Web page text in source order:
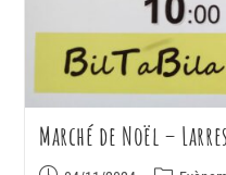
Marché de Noël –